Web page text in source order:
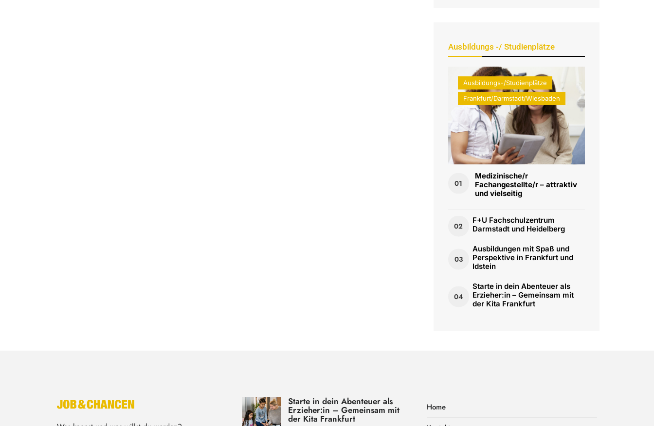
Ausbildungs -/ Studienplätze
Ausbildungs-/Studienplätze
Frankfurt/Darmstadt/Wiesbaden
01
Medizinische/r
Fachangestellte/r – attraktiv
und vielseitig
02
F+U Fachschulzentrum
Darmstadt und Heidelberg
03
Ausbildungen mit Spaß und
Perspektive in Frankfurt und
Idstein
04
Starte in dein Abenteuer als
Erzieher:in – Gemeinsam mit
der Kita Frankfurt
Starte in dein Abenteuer als
Erzieher:in – Gemeinsam mit
der Kita Frankfurt
Home